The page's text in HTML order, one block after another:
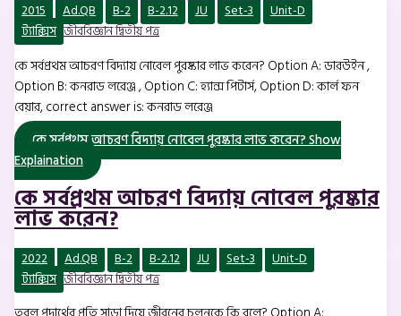
2015 Ad.QB B-2 B-2.12 JU Set-3
Unit-D
ট্যাক্সিস জীববিজ্ঞান দ্বিতীয় পত্র
কে সর্বপ্রথম আচরণ বিদ্যায় নোবেল পুরষ্কার লাভ করেন? Option A: ডারউইন ,
Option B: কনরাড লরেঞ্জ , Option C: হ্যান্স পিটার্স, Option D: কার্ল ফন
বেয়ার, correct answer is: কনরাড লরেঞ্জ
কে সর্বপ্রথম আচরণ বিদ্যায় নোবেল পুরষ্কার লাভ করেন?Show
Explaination
কে সর্বপ্রথম আচরণ বিদ্যায় নোবেল পুরষ্কার
লাভ করেন?
2022 Ad.QB B-2 B-2.12 JU Set-3
Unit-D
ট্যাক্সিস জীববিজ্ঞান দ্বিতীয় পত্র